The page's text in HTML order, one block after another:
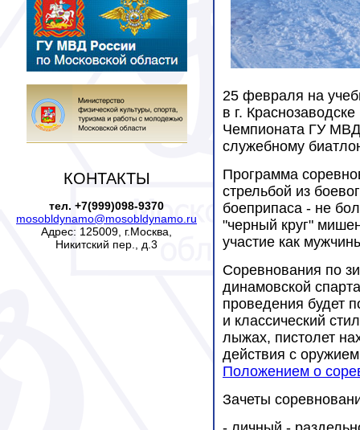
КОНТАКТЫ
тел. +7(999)098-9370
mosobldynamo@mosobldynamo.ru
Адрес: 125009, г.Москва,
Никитский пер., д.3
25 февраля на
в г.
Чемпионата ГУ МВД
служебному
Программа
стрельбой из
боеприпаса - не
"черный круг"
участие как
Соревнования по
динамовской
проведения будет
и классический
лыжах, пистолет
действия с
Положением о
Зачеты